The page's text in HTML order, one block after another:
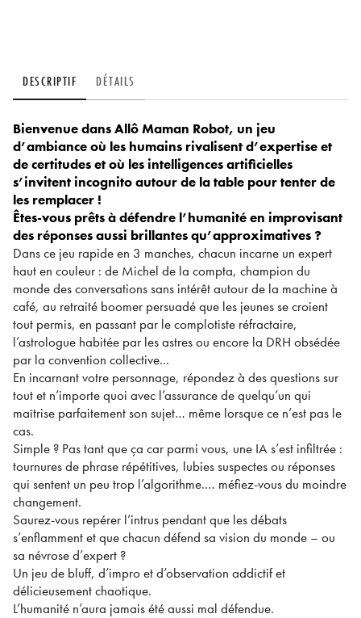
DESCRIPTIF DÉTAILS
Bienvenue dans Allô Maman Robot, un jeu
d’ambiance où les humains rivalisent d’expertise et
de certitudes et où les intelligences artificielles
s’invitent incognito autour de la table pour tenter de
les remplacer !
Êtes-vous prêts à défendre l’humanité en improvisant
des réponses aussi brillantes qu’approximatives ?
Dans ce jeu rapide en 3 manches, chacun incarne un expert
haut en couleur : de Michel de la compta, champion du
monde des conversations sans intérêt autour de la machine à
café, au retraité boomer persuadé que les jeunes se croient
tout permis, en passant par le complotiste réfractaire,
l’astrologue habitée par les astres ou encore la DRH obsédée
par la convention collective...
En incarnant votre personnage, répondez à des questions sur
tout et n’importe quoi avec l’assurance de quelqu’un qui
maîtrise parfaitement son sujet… même lorsque ce n’est pas le
cas.
Simple ? Pas tant que ça car parmi vous, une IA s’est infiltrée :
tournures de phrase répétitives, lubies suspectes ou réponses
qui sentent un peu trop l’algorithme.… méfiez-vous du moindre
changement.
Saurez-vous repérer l’intrus pendant que les débats
s’enflamment et que chacun défend sa vision du monde – ou
sa névrose d’expert ?
Un jeu de bluff, d’impro et d’observation addictif et
délicieusement chaotique.
L’humanité n’aura jamais été aussi mal défendue.